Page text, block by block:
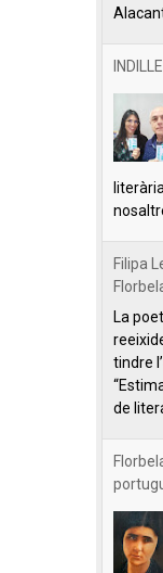
Filipa
La
tindre
de